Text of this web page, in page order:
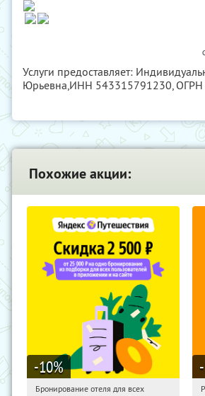
Услуги предоставляет:
Юрьевна,ИНН 543315791230,
Похожие акции:
-10%
15:19:45
Получи первым!
Бронирование отеля для всех